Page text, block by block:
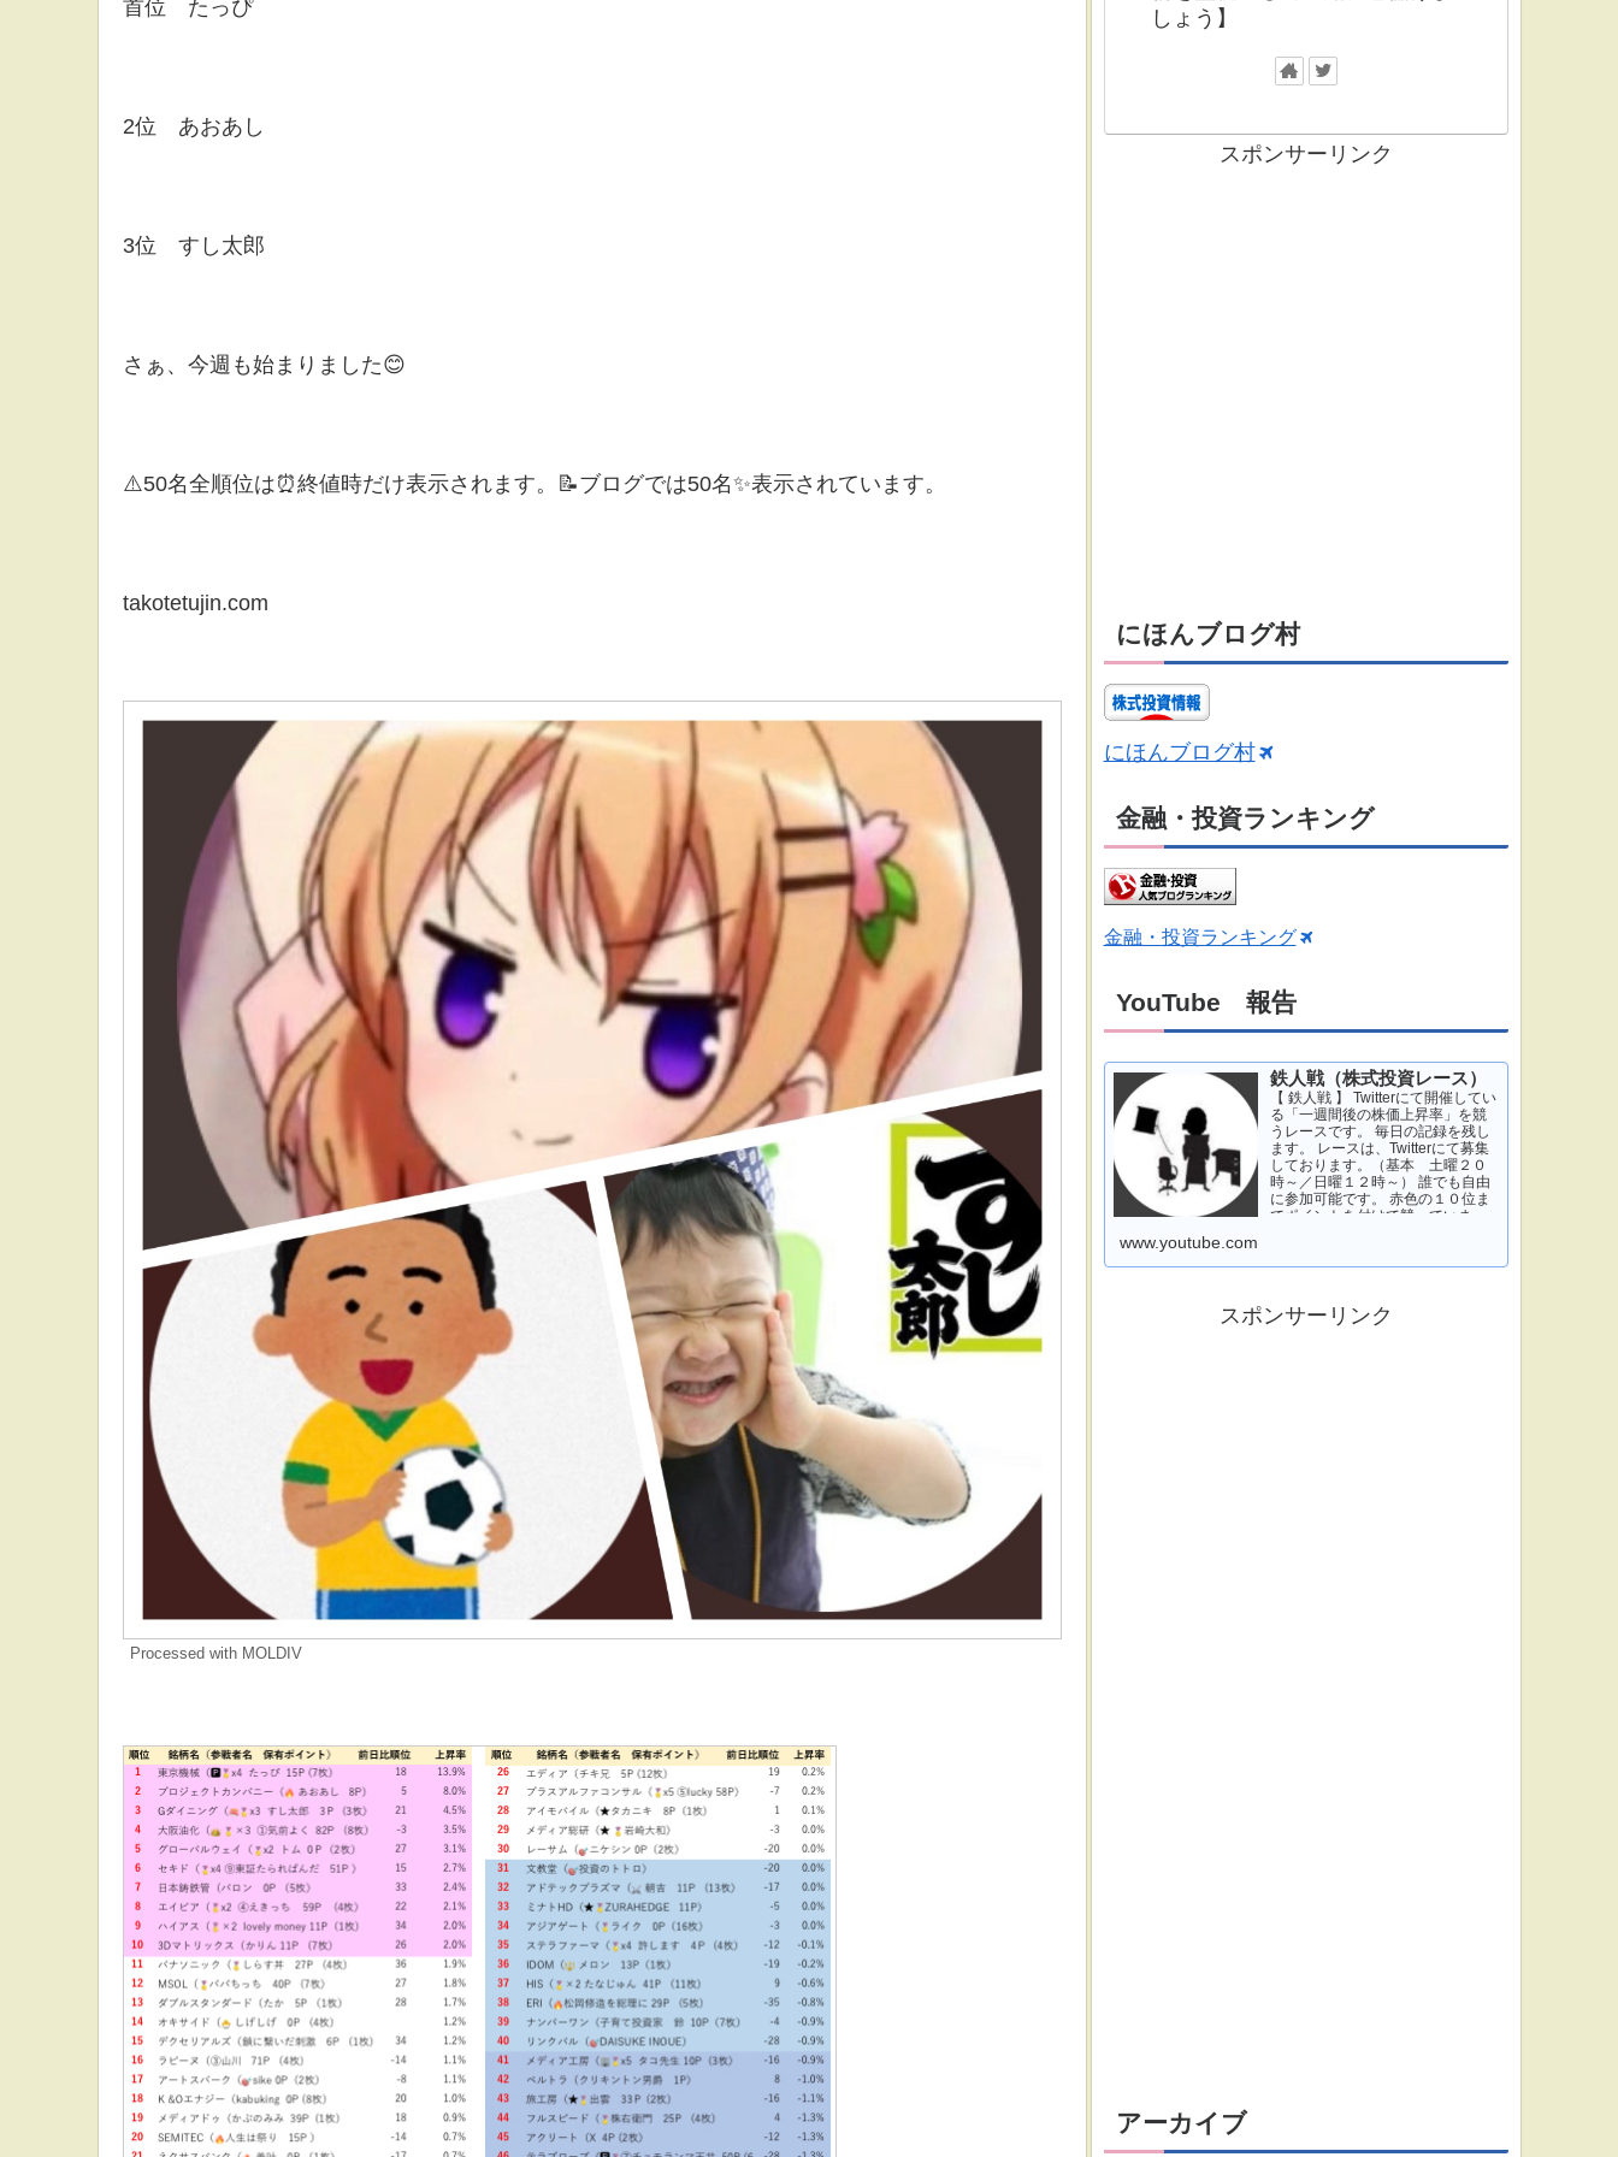
首位 たっぴ
2位 あおあし
3位 すし太郎
さぁ、今週も始まりました😊
⚠️50名全順位は⏰終値時だけ表示されます。📝ブログでは50名✨表示されています。
takotetujin.com
Processed with MOLDIV
しょう】
スポンサーリンク
にほんブログ村
にほんブログ村
金融・投資ランキング
金融・投資ランキング
YouTube 報告
鉄人戦（株式投資レース）
【 鉄人戦 】 Twitterにて開催してい
る「一週間後の株価上昇率」を競
うレースです。 毎日の記録を残し
ます。 レースは、Twitterにて募集
しております。（基本 土曜２０
時～／日曜１２時～） 誰でも自由
に参加可能です。 赤色の１０位ま
でポイントを付けて競っていま
www.youtube.com
スポンサーリンク
アーカイブ